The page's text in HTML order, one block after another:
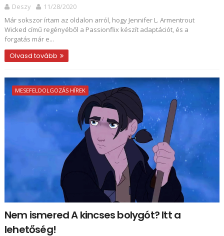
Deszy
11/28/2020
Már sokszor írtam az oldalon arról, hogy Jennifer L. Armentrout
Wicked című regényéből a Passionflix készít adaptációt, és a
forgatás már e...
Olvasd tovább
MESEFELDOLGOZÁS HÍREK
Nem ismered A kincses bolygót? Itt a
lehetőség!